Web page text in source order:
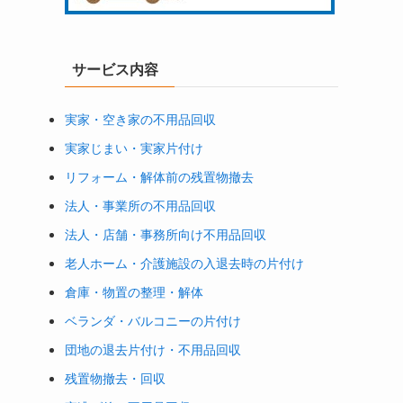
サービス内容
実家・空き家の不用品回収
実家じまい・実家片付け
リフォーム・解体前の残置物撤去
法人・事業所の不用品回収
法人・店舗・事務所向け不用品回収
老人ホーム・介護施設の入退去時の片付け
倉庫・物置の整理・解体
ベランダ・バルコニーの片付け
団地の退去片付け・不用品回収
残置物撤去・回収